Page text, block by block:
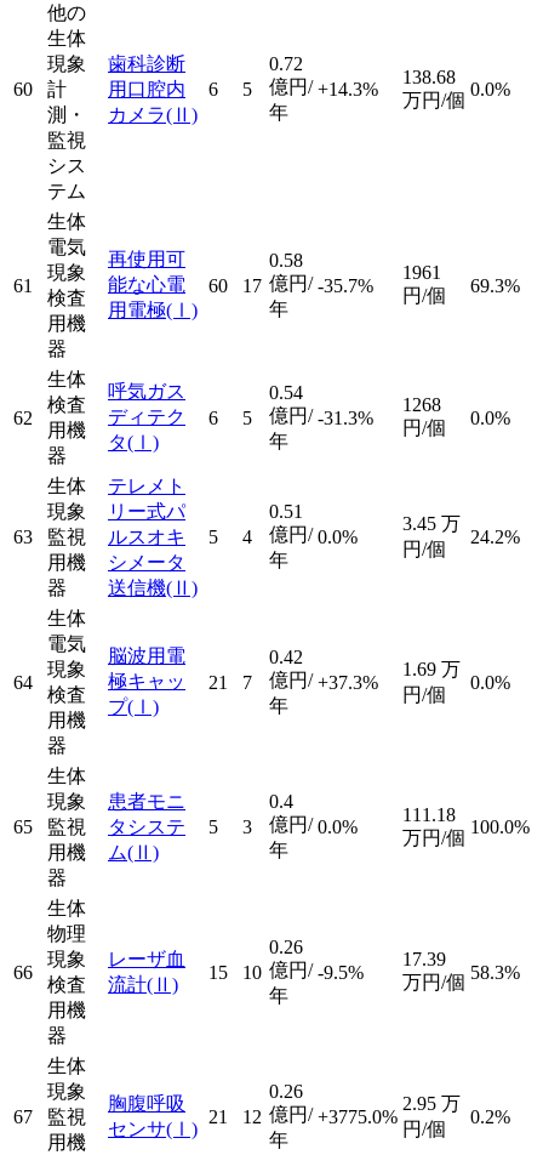
60
他の
生体
現象
計
測・
監視
シス
テム
歯科診断
用口腔内
カメラ(Ⅱ)
6 5
0.72
億円/
年
+14.3%
138.68
万円/個
0.0%
61
生体
電気
現象
検査
用機
器
再使用可
能な心電
用電極(Ⅰ)
60 17
0.58
億円/
年
-35.7%
1961
円/個
69.3%
62
生体
検査
用機
器
呼気ガス
ディテク
タ(Ⅰ)
6 5
0.54
億円/
年
-31.3%
1268
円/個
0.0%
63
生体
現象
監視
用機
器
テレメト
リー式パ
ルスオキ
シメータ
送信機(Ⅱ)
5 4
0.51
億円/
年
0.0%
3.45 万
円/個
24.2%
64
生体
電気
現象
検査
用機
器
脳波用電
極キャッ
プ(Ⅰ)
21 7
0.42
億円/
年
+37.3%
1.69 万
円/個
0.0%
65
生体
現象
監視
用機
器
患者モニ
タシステ
ム(Ⅱ)
5 3
0.4
億円/
年
0.0%
111.18
万円/個
100.0%
66
生体
物理
現象
検査
用機
器
レーザ血
流計(Ⅱ)
15 10
0.26
億円/
年
-9.5%
17.39
万円/個 58.3%
67
生体
現象
監視
用機
胸腹呼吸
センサ(Ⅰ)
21 12
0.26
億円/
年
+3775.0%
2.95 万
円/個
0.2%